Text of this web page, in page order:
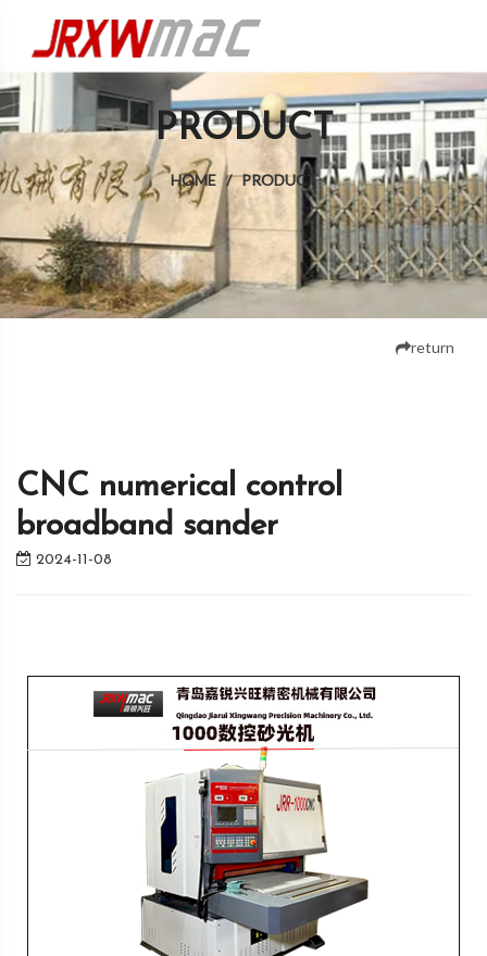
PRODUCT
HOME / PRODUCT
return
CNC numerical control
broadband sander
2024-11-08